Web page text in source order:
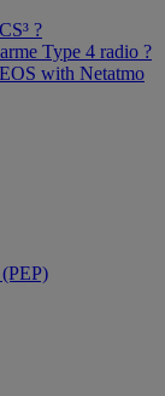
?
Type 4 radio ?
with Netatmo